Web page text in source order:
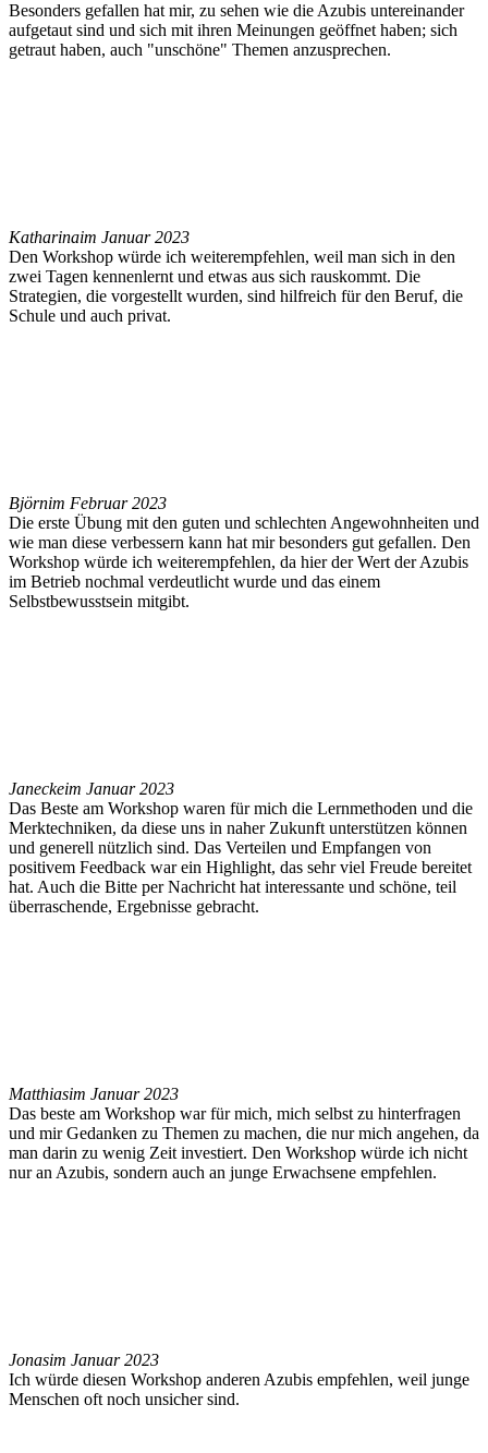
Besonders gefallen hat mir, zu sehen wie die Azubis untereinander
aufgetaut sind und sich mit ihren Meinungen geöffnet haben; sich
getraut haben, auch "unschöne" Themen anzusprechen.
Katharinaim Januar 2023
Den Workshop würde ich weiterempfehlen, weil man sich in den
zwei Tagen kennenlernt und etwas aus sich rauskommt. Die
Strategien, die vorgestellt wurden, sind hilfreich für den Beruf, die
Schule und auch privat.
Björnim Februar 2023
Die erste Übung mit den guten und schlechten Angewohnheiten und
wie man diese verbessern kann hat mir besonders gut gefallen. Den
Workshop würde ich weiterempfehlen, da hier der Wert der Azubis
im Betrieb nochmal verdeutlicht wurde und das einem
Selbstbewusstsein mitgibt.
Janeckeim Januar 2023
Das Beste am Workshop waren für mich die Lernmethoden und die
Merktechniken, da diese uns in naher Zukunft unterstützen können
und generell nützlich sind. Das Verteilen und Empfangen von
positivem Feedback war ein Highlight, das sehr viel Freude bereitet
hat. Auch die Bitte per Nachricht hat interessante und schöne, teil
überraschende, Ergebnisse gebracht.
Matthiasim Januar 2023
Das beste am Workshop war für mich, mich selbst zu hinterfragen
und mir Gedanken zu Themen zu machen, die nur mich angehen, da
man darin zu wenig Zeit investiert. Den Workshop würde ich nicht
nur an Azubis, sondern auch an junge Erwachsene empfehlen.
Jonasim Januar 2023
Ich würde diesen Workshop anderen Azubis empfehlen, weil junge
Menschen oft noch unsicher sind.